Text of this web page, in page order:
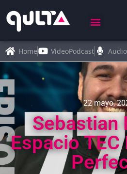
Home VideoPodcast
22 mayo,
Sebastian
Espacio TEC